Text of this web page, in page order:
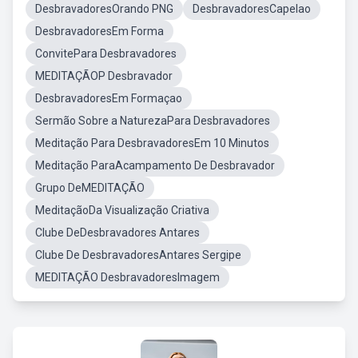
DesbravadoresOrando PNG
DesbravadoresCapelao
DesbravadoresEm Forma
ConvitePara Desbravadores
MEDITAÇÃOP Desbravador
DesbravadoresEm Formaçao
Sermão Sobre a NaturezaPara Desbravadores
Meditação Para DesbravadoresEm 10 Minutos
Meditação ParaAcampamento De Desbravador
Grupo DeMEDITAÇÃO
MeditaçãoDa Visualização Criativa
Clube DeDesbravadores Antares
Clube De DesbravadoresAntares Sergipe
MEDITAÇÃO DesbravadoresImagem